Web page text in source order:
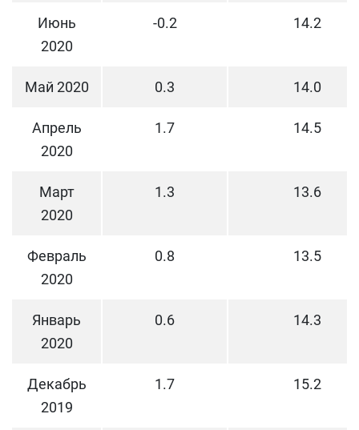
Июнь
2020
-0.2 14.2
Май 2020 0.3 14.0
Апрель
2020
1.7 14.5
Март
2020
1.3 13.6
Февраль
2020
0.8 13.5
Январь
2020
0.6 14.3
Декабрь
2019
1.7 15.2